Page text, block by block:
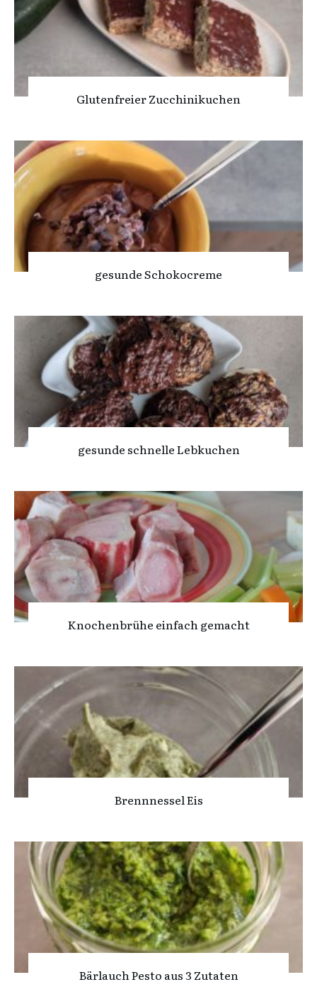
Glutenfreier Zucchinikuchen
gesunde Schokocreme
gesunde schnelle Lebkuchen
Knochenbrühe einfach gemacht
Brennnessel Eis
Bärlauch Pesto aus 3 Zutaten